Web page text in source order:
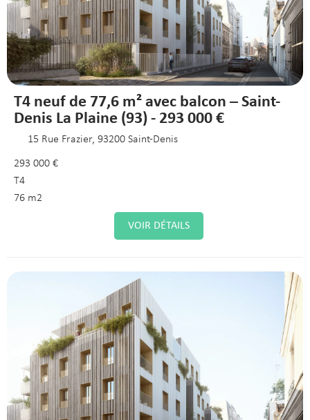
T4 neuf de 77,6 m² avec balcon – Saint-
Denis La Plaine (93) - 293 000 €
15 Rue Frazier, 93200 Saint-Denis
293 000 €
T4
76 m2
VOIR DÉTAILS